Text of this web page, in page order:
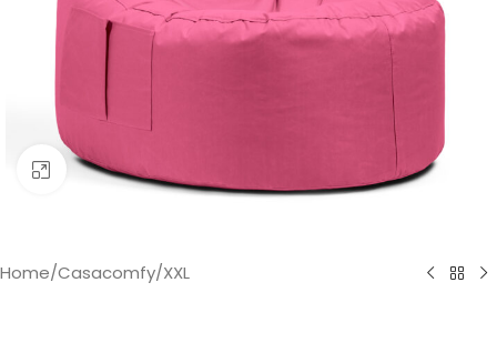
Klik om te vergroten
Home/Casacomfy/XXL